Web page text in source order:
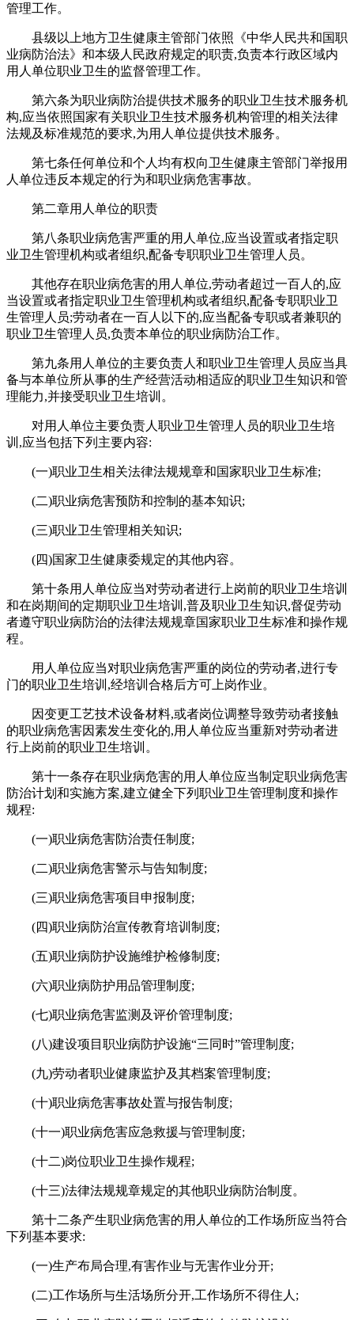
管理工作。
县级以上地方卫生健康主管部门依照《中华人民共和国职
业病防治法》和本级人民政府规定的职责,负责本行政区域内
用人单位职业卫生的监督管理工作。
第六条为职业病防治提供技术服务的职业卫生技术服务机
构,应当依照国家有关职业卫生技术服务机构管理的相关法律
法规及标准规范的要求,为用人单位提供技术服务。
第七条任何单位和个人均有权向卫生健康主管部门举报用
人单位违反本规定的行为和职业病危害事故。
第二章用人单位的职责
第八条职业病危害严重的用人单位,应当设置或者指定职
业卫生管理机构或者组织,配备专职职业卫生管理人员。
其他存在职业病危害的用人单位,劳动者超过一百人的,应
当设置或者指定职业卫生管理机构或者组织,配备专职职业卫
生管理人员;劳动者在一百人以下的,应当配备专职或者兼职的
职业卫生管理人员,负责本单位的职业病防治工作。
第九条用人单位的主要负责人和职业卫生管理人员应当具
备与本单位所从事的生产经营活动相适应的职业卫生知识和管
理能力,并接受职业卫生培训。
对用人单位主要负责人职业卫生管理人员的职业卫生培
训,应当包括下列主要内容:
(一)职业卫生相关法律法规规章和国家职业卫生标准;
(二)职业病危害预防和控制的基本知识;
(三)职业卫生管理相关知识;
(四)国家卫生健康委规定的其他内容。
第十条用人单位应当对劳动者进行上岗前的职业卫生培训
和在岗期间的定期职业卫生培训,普及职业卫生知识,督促劳动
者遵守职业病防治的法律法规规章国家职业卫生标准和操作规
程。
用人单位应当对职业病危害严重的岗位的劳动者,进行专
门的职业卫生培训,经培训合格后方可上岗作业。
因变更工艺技术设备材料,或者岗位调整导致劳动者接触
的职业病危害因素发生变化的,用人单位应当重新对劳动者进
行上岗前的职业卫生培训。
第十一条存在职业病危害的用人单位应当制定职业病危害
防治计划和实施方案,建立健全下列职业卫生管理制度和操作
规程:
(一)职业病危害防治责任制度;
(二)职业病危害警示与告知制度;
(三)职业病危害项目申报制度;
(四)职业病防治宣传教育培训制度;
(五)职业病防护设施维护检修制度;
(六)职业病防护用品管理制度;
(七)职业病危害监测及评价管理制度;
(八)建设项目职业病防护设施“三同时”管理制度;
(九)劳动者职业健康监护及其档案管理制度;
(十)职业病危害事故处置与报告制度;
(十一)职业病危害应急救援与管理制度;
(十二)岗位职业卫生操作规程;
(十三)法律法规规章规定的其他职业病防治制度。
第十二条产生职业病危害的用人单位的工作场所应当符合
下列基本要求:
(一)生产布局合理,有害作业与无害作业分开;
(二)工作场所与生活场所分开,工作场所不得住人;